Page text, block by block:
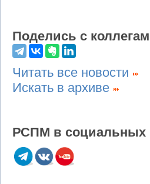
Поделись с
Читать все новости
Искать в архиве
РСПМ в социальных